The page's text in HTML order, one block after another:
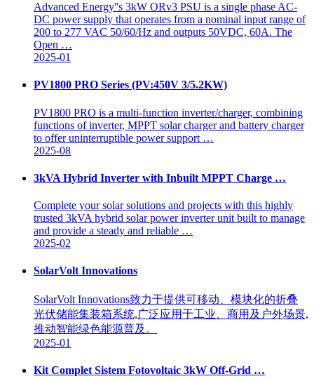
Advanced Energy''s 3kW ORv3 PSU is a single phase AC-
DC power supply that operates from a nominal input range of
200 to 277 VAC 50/60/Hz and outputs 50VDC, 60A. The
Open …
2025-01
PV1800 PRO Series (PV:450V 3/5.2KW)
PV1800 PRO is a multi-function inverter/charger, combining
functions of inverter, MPPT solar charger and battery charger
to offer uninterruptible power support …
2025-08
3kVA Hybrid Inverter with Inbuilt MPPT Charge …
Complete your solar solutions and projects with this highly
trusted 3kVA hybrid solar power inverter unit built to manage
and provide a steady and reliable …
2025-02
SolarVolt Innovations
SolarVolt Innovations致力于提供可移动、模块化的折叠
光伏储能集装箱系统,广泛应用于工业、商用及户外场景,
推动智能绿色能源普及。
2025-01
Kit Complet Sistem Fotovoltaic 3kW Off-Grid …